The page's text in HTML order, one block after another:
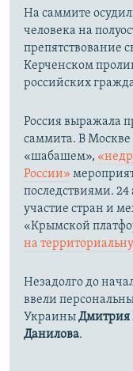
На саммите
человека на
препятствование
Керченском
российских
Россия выражала
саммита. В
«шабашем»,
России»
последствиями. 24
участие стран и
«Крымской
на
Незадолго до
ввели
УкраиныДмитрия
Данилова.